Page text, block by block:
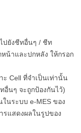
ปยังชีทอื่นๆ / ชีท
น้าและปกหลัง ให้กรอก
Cell ที่จำเป็นเท่านั้น
อื่นๆ จะถูกป้องกันไว้)
ในระบบ e-MES ของ
รแสดงผลในรูปของ